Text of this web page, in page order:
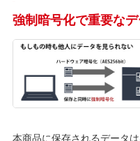
強制暗号化で重要な
本商品に保存されるデータ